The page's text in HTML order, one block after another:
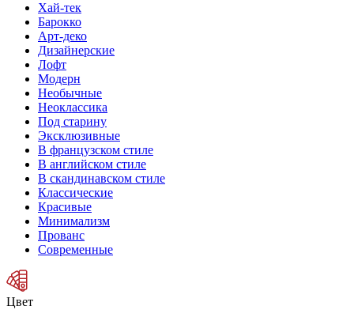
Хай-тек
Барокко
Арт-деко
Дизайнерские
Лофт
Модерн
Необычные
Неоклассика
Под старину
Эксклюзивные
В французском стиле
В английском стиле
В скандинавском стиле
Классические
Красивые
Минимализм
Прованс
Современные
Цвет